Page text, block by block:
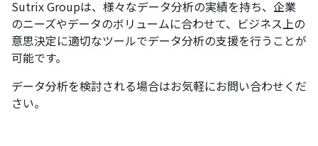
Sutrix Groupは、様々なデータ分析の実績を持ち、企業
のニーズやデータのボリュームに合わせて、ビジネス上の
意思決定に適切なツールでデータ分析の支援を行うことが
可能です。
データ分析を検討される場合はお気軽にお問い合わせくだ
さい。